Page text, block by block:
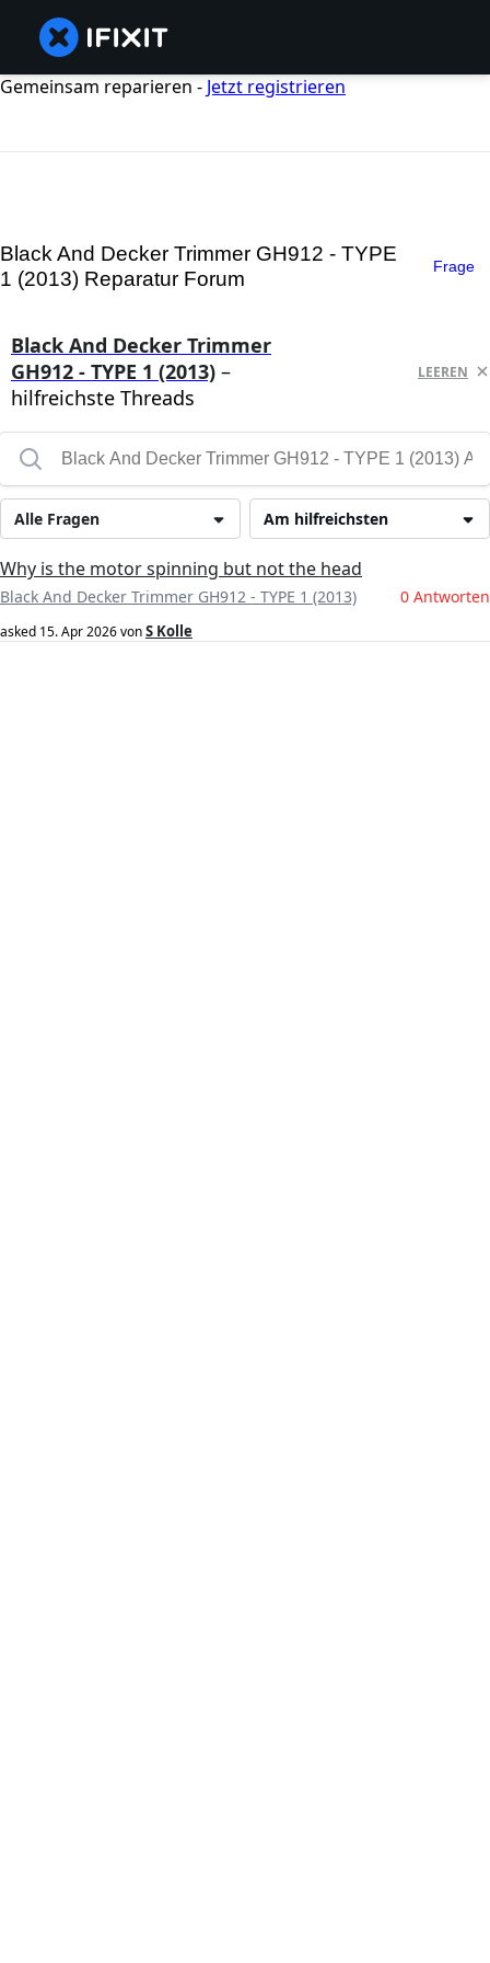
Gemeinsam reparieren - Jetzt registrieren
Black And Decker Trimmer GH912 - TYPE
1 (2013) Reparatur Forum
Frage
Black And Decker Trimmer
GH912 - TYPE 1 (2013) –
hilfreichste Threads
LEEREN
Am hilfreichsten
Alle Fragen
Why is the motor spinning but not the head
Black And Decker Trimmer GH912 - TYPE 1 (2013) 0 Antworten
asked 15. Apr 2026vonS Kolle